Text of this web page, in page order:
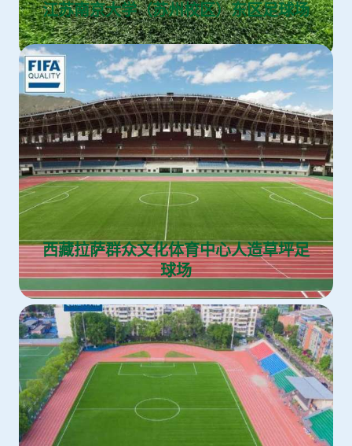
江苏南京大学（苏州校区）东区足球场
西藏拉萨群众文化体育中心人造草坪足
球场